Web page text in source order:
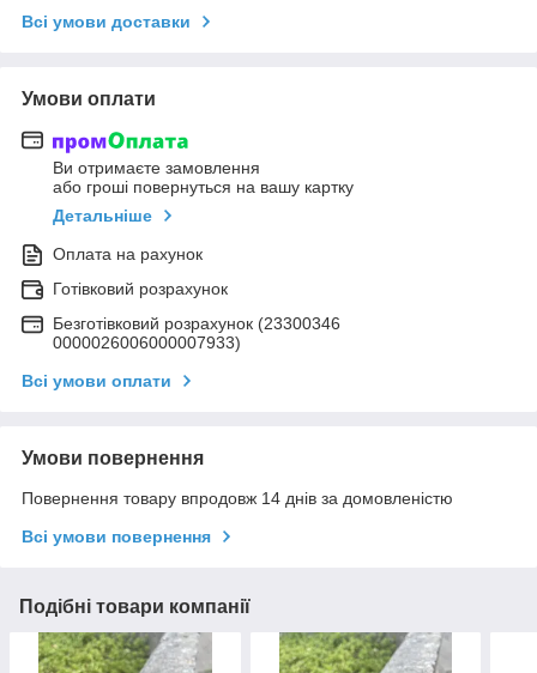
Всі умови доставки
Умови оплати
Ви отримаєте замовлення
або гроші повернуться на вашу картку
Детальніше
Оплата на рахунок
Готівковий розрахунок
Безготівковий розрахунок (23300346
0000026006000007933)
Всі умови оплати
Умови повернення
Повернення товару впродовж 14 днів за домовленістю
Всі умови повернення
Подібні товари компанії